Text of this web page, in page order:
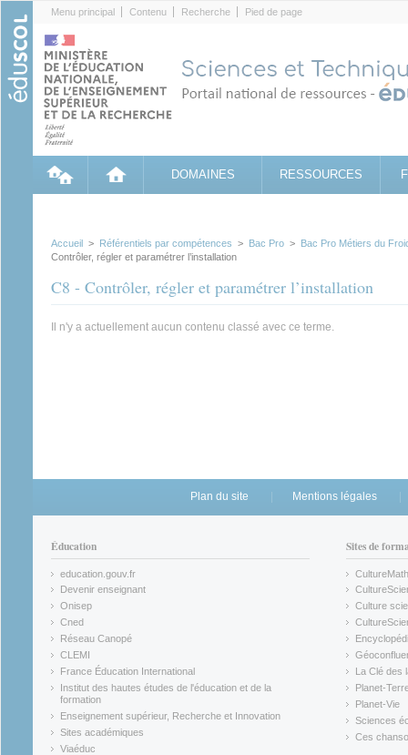
Menu principal Contenu Recherche Pied de page
DOMAINES RESSOURCES
Accueil > Référentiels par compétences > Bac Pro > Bac Pro Métiers du
Contrôler, régler et paramétrer l’installation
C8 - Contrôler, régler et paramétrer l’installation
Il n'y a actuellement aucun contenu classé avec ce terme.
Plan du site Mentions légales
Éducation
education.gouv.fr
(link is external)
Devenir enseignant
(link is external)
Onisep
(link is external)
Cned
(link is external)
Réseau Canopé
(link is external)
CLEMI
(link is external)
France Éducation International
(link is external)
Institut des hautes études de l'éducation et de la
formation
(link is external)
Enseignement supérieur, Recherche et Innovation
(link is external)
Sites académiques
(link is external)
Viaéduc
Sites de
CultureMath
(link is
(link is
Culture
(link is
(link is
(link is
La Clé des
(link is
Planet-
(link is
Planet-Vie
(link is
Sciences
(link is
Ces